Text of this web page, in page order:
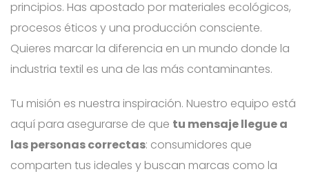
principios. Has apostado por materiales ecológicos,
procesos éticos y una producción consciente.
Quieres marcar la diferencia en un mundo donde la
industria textil es una de las más contaminantes.
Tu misión es nuestra inspiración. Nuestro equipo está
aquí para asegurarse de que tu mensaje llegue a
las personas correctas: consumidores que
comparten tus ideales y buscan marcas como la